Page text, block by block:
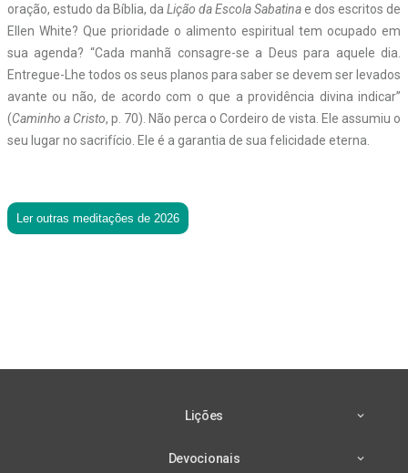
oração, estudo da Bíblia, da Lição da Escola Sabatinae dos escritos de
Ellen White? Que prioridade o alimento espiritual tem ocupado em
sua agenda? “Cada manhã ­consagre-se a Deus para aquele dia.
Entregue-Lhe todos os seus planos para saber se devem ser levados
avante ou não, de acordo com o que a providência divina indicar”
(Caminho a Cristo, p. 70). Não perca o Cordeiro de vista. Ele assumiu o
seu lugar no sacrifício. Ele é a garantia de sua felicidade eterna.
Ler outras meditações de 2026
Lições
Devocionais